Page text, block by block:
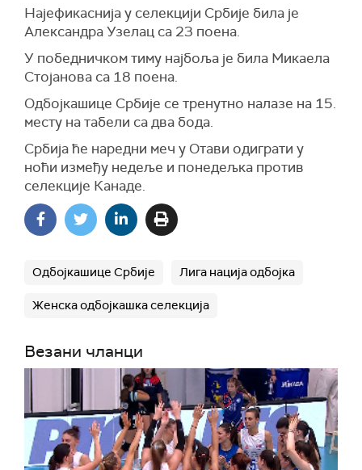
Најефикаснија у селекцији Србије била је
Александра Узелац са 23 поена.
У победничком тиму најбоља је била Микаела
Стојанова са 18 поена.
Одбојкашице Србије се тренутно налазе на 15.
месту на табели са два бода.
Србија ће наредни меч у Отави одиграти у
ноћи између недеље и понедељка против
селекције Канаде.
Одбојкашице Србије Лига нација одбојка
Женска одбојкашка селекција
Везани чланци